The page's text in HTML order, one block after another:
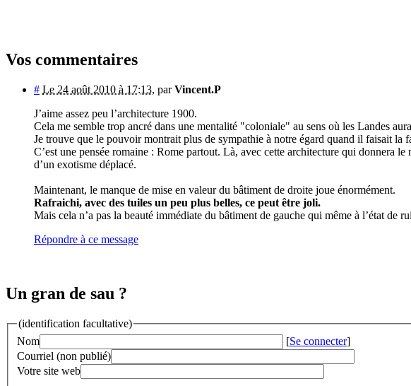
Vos commentaires
# Le 24 août 2010 à 17:13, parVincent.P
J’aime assez peu l’architecture 1900.
Cela me semble trop ancré dans une mentalité "coloniale" au sens où les Landes
Je trouve que le pouvoir montrait plus de sympathie à notre égard quand il faisait
C’est une pensée romaine : Rome partout. Là, avec cette architecture qui donnera
d’un exotisme déplacé.
Maintenant, le manque de mise en valeur du bâtiment de droite joue énormément.
Rafraichi, avec des tuiles un peu plus belles, ce peut être joli.
Mais cela n’a pas la beauté immédiate du bâtiment de gauche qui même à l’état de
Répondre à ce message
Un gran de sau ?
(identification facultative)
Nom
[Se connecter]
Courriel (non publié)
Votre site web